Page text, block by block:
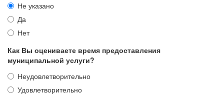
Не указано
Да
Нет
Как Вы оцениваете время предоставления
муниципальной услуги?
Неудовлетворительно
Удовлетворительно